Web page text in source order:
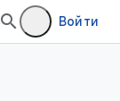
Войти